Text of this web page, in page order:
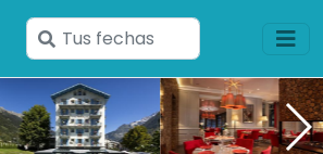
Ingresa
tus
fechas